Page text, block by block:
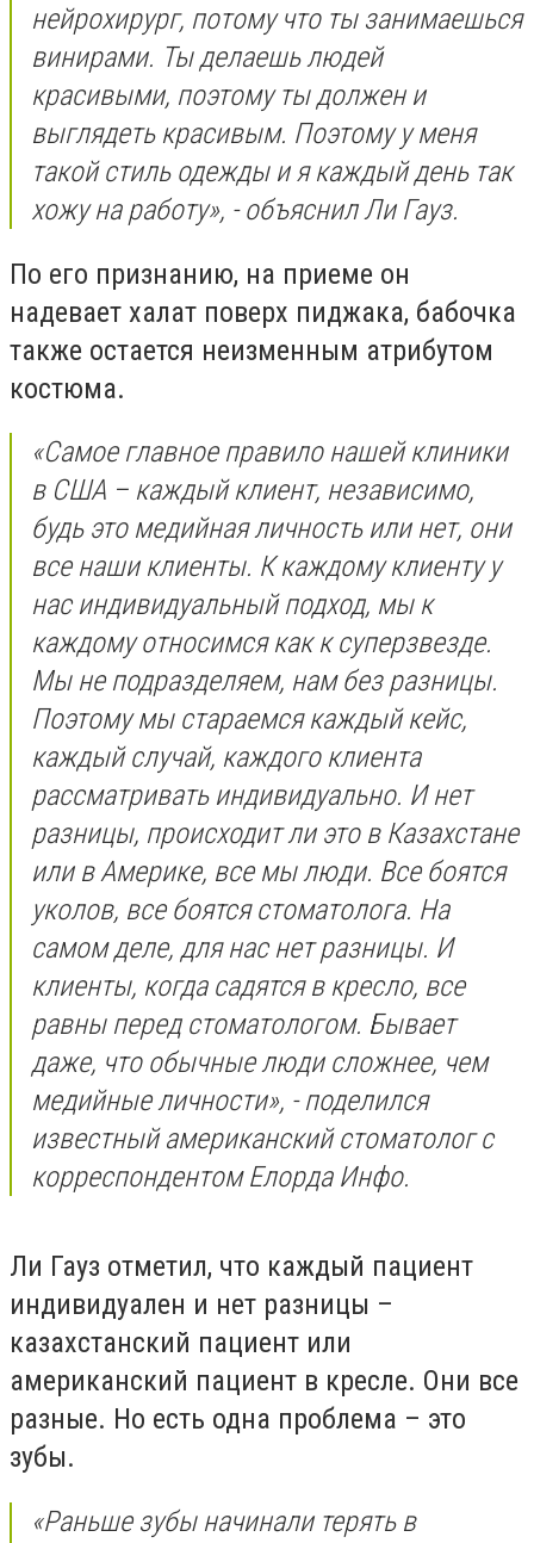
нейрохирург, потому что ты занимаешься
винирами. Ты делаешь людей
красивыми, поэтому ты должен и
выглядеть красивым. Поэтому у меня
такой стиль одежды и я каждый день так
хожу на работу», - объяснил Ли Гауз.
По его признанию, на приеме он
надевает халат поверх пиджака, бабочка
также остается неизменным атрибутом
костюма.
«Самое главное правило нашей клиники
в США – каждый клиент, независимо,
будь это медийная личность или нет, они
все наши клиенты. К каждому клиенту у
нас индивидуальный подход, мы к
каждому относимся как к суперзвезде.
Мы не подразделяем, нам без разницы.
Поэтому мы стараемся каждый кейс,
каждый случай, каждого клиента
рассматривать индивидуально. И нет
разницы, происходит ли это в Казахстане
или в Америке, все мы люди. Все боятся
уколов, все боятся стоматолога. На
самом деле, для нас нет разницы. И
клиенты, когда садятся в кресло, все
равны перед стоматологом. Бывает
даже, что обычные люди сложнее, чем
медийные личности», - поделился
известный американский стоматолог с
корреспондентом Елорда Инфо.
Ли Гауз отметил, что каждый пациент
индивидуален и нет разницы –
казахстанский пациент или
американский пациент в кресле. Они все
разные. Но есть одна проблема – это
зубы.
«Раньше зубы начинали терять в